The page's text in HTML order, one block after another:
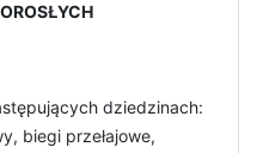
dziedzinach:
biegi przełajowe,